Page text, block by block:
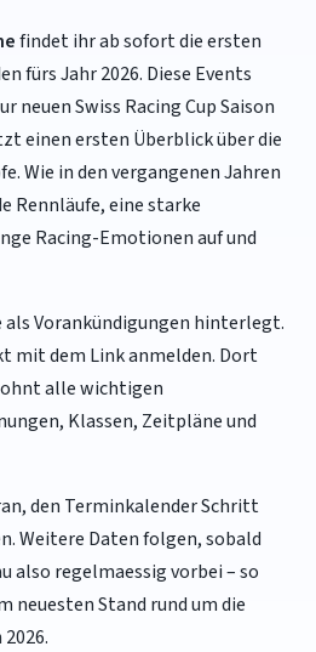
findet ihr ab sofort die ersten
fürs Jahr 2026. Diese Events
neuen Swiss Racing Cup Saison
einen ersten Überblick über die
Wie in den vergangenen Jahren
Rennläufe, eine starke
Racing-Emotionen auf und
Vorankündigungen hinterlegt.
mit dem Link anmelden. Dort
alle wichtigen
Klassen, Zeitpläne und
den Terminkalender Schritt
Weitere Daten folgen, sobald
also regelmaessig vorbei – so
neuesten Stand rund um die